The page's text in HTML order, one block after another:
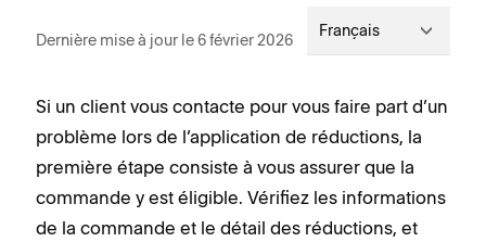
Dernière mise à jour le 6 février 2026 Français
Si un client vous contacte pour vous faire part d’un
problème lors de l’application de réductions, la
première étape consiste à vous assurer que la
commande y est éligible. Vérifiez les informations
de la commande et le détail des réductions, et